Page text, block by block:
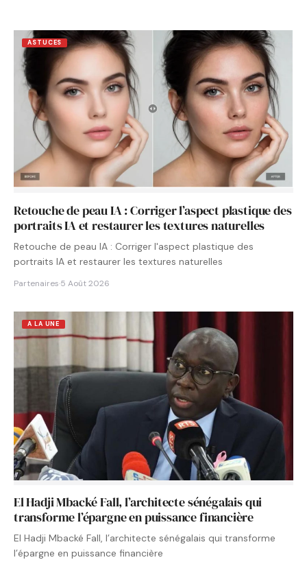
ASTUCES
Retouche de peau IA : Corriger l’aspect plastique des
portraits IA et restaurer les textures naturelles
Retouche de peau IA : Corriger l'aspect plastique des
portraits IA et restaurer les textures naturelles
Partenaires·5 Août 2026
A LA UNE
El Hadji Mbacké Fall, l’architecte sénégalais qui
transforme l’épargne en puissance financière
El Hadji Mbacké Fall, l’architecte sénégalais qui transforme
l’épargne en puissance financière